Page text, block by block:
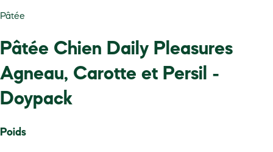
Pâtée
Pâtée Chien Daily Pleasures
Agneau, Carotte et Persil -
Doypack
Poids